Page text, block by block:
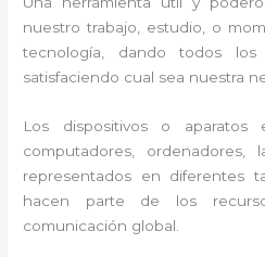
nuestro trabajo, estudio, o
tecnología, dando todos los
satisfaciendo cual sea nuestra
Los dispositivos o aparatos
computadores, ordenadores,
representados en diferentes
hacen parte de los
comunicación global.